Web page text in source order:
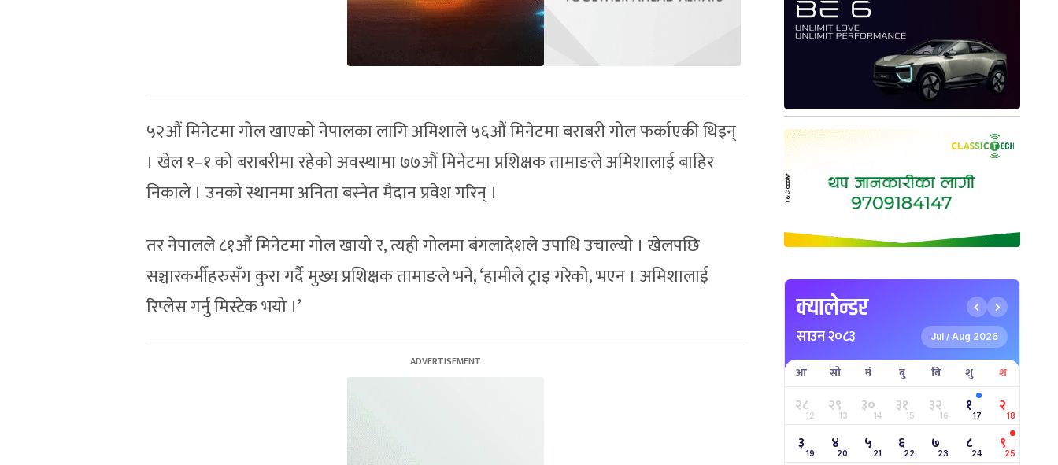
५२औं मिनेटमा गोल खाएको नेपालका लागि अमिशाले ५६औं मिनेटमा बराबरी गोल फर्काएकी थिइन्
। खेल १–१ को बराबरीमा रहेको अवस्थामा ७७औं मिनेटमा प्रशिक्षक तामाङले अमिशालाई बाहिर
निकाले । उनको स्थानमा अनिता बस्नेत मैदान प्रवेश गरिन् ।
तर नेपालले ८१औं मिनेटमा गोल खायो र, त्यही गोलमा बंगलादेशले उपाधि उचाल्यो । खेलपछि
सञ्चारकर्मीहरुसँग कुरा गर्दै मुख्य प्रशिक्षक तामाङले भने, ‘हामीले ट्राइ गरेको, भएन । अमिशालाई
रिप्लेस गर्नु मिस्टेक भयो ।’
क्यालेन्डर
साउन २०८३ Jul / Aug 2026
आ सो मं बु बि शु श
२८12 २९13 ३०14 ३१15 ३२16 १17 २18
३ 19 ४20 ५ 21 ६22 ७23 ८24 ९25